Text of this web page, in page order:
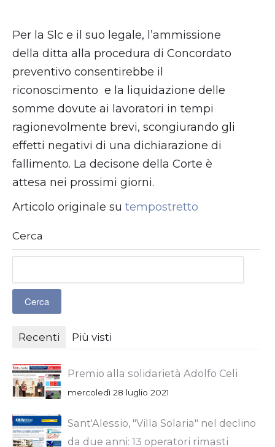
Per la Slc e il suo legale, l’ammissione
della ditta alla procedura di Concordato
preventivo consentirebbe il
riconoscimento e la liquidazione delle
somme dovute ai lavoratori in tempi
ragionevolmente brevi, scongiurando gli
effetti negativi di una dichiarazione di
fallimento. La decisone della Corte è
attesa nei prossimi giorni.
Articolo originale su tempostretto
Cerca
Recenti Più visti
Premio alla solidarietà Adolfo Celi
mercoledì 28 luglio 2021
Sant'Alessio, "Villa Solaria" nel declino
da due anni: 13 operatori rimasti